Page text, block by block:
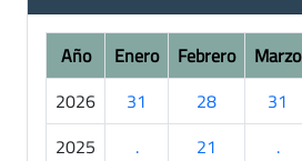
Año Enero Febrero Marzo
2026
31 28 31
2025
. 21 .